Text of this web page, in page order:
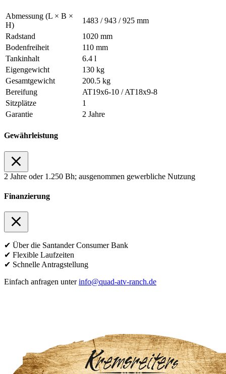
Abmessung (L × B ×
H)
1483 / 943 / 925 mm
Radstand
1020 mm
Bodenfreiheit
110 mm
Tankinhalt
6.4 l
Eigengewicht
130 kg
Gesamtgewicht
200.5 kg
Bereifung
AT19x6-10 / AT18x9-8
Sitzplätze
1
Garantie
2 Jahre
Gewährleistung
2 Jahre oder 1.250 Bh; ausgenommen gewerbliche Nutzung
Finanzierung
✔ Über die Santander Consumer Bank
✔ Flexible Laufzeiten
✔ Schnelle Antragstellung
Einfach anfragen unterinfo@quad-atv-ranch.de